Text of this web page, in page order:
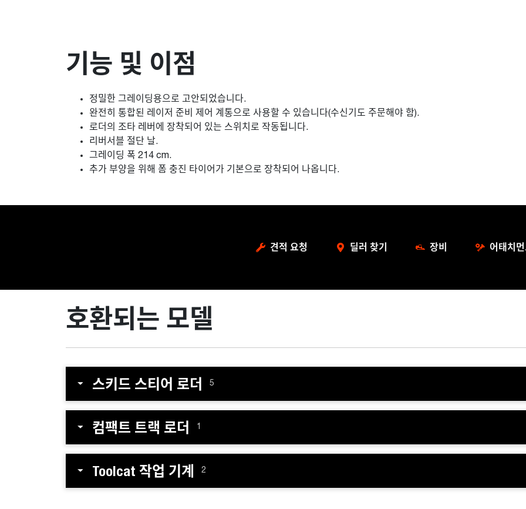
기능 및 이점
정밀한 그레이딩용으로 고안되었습니다.
완전히 통합된 레이저 준비 제어 계통으로 사용할 수 있습니다(수신기도 주문해야 함).
로더의 조타 레버에 장착되어 있는 스위치로 작동됩니다.
리버서블 절단 날.
그레이딩 폭 214 cm.
추가 부양을 위해 폼 충진 타이어가 기본으로 장착되어 나옵니다.
견적 요청 딜러 찾기 장비 어태치
호환되는 모델
스키드 스티어 로더 5
컴팩트 트랙 로더 1
Toolcat 작업 기계 2